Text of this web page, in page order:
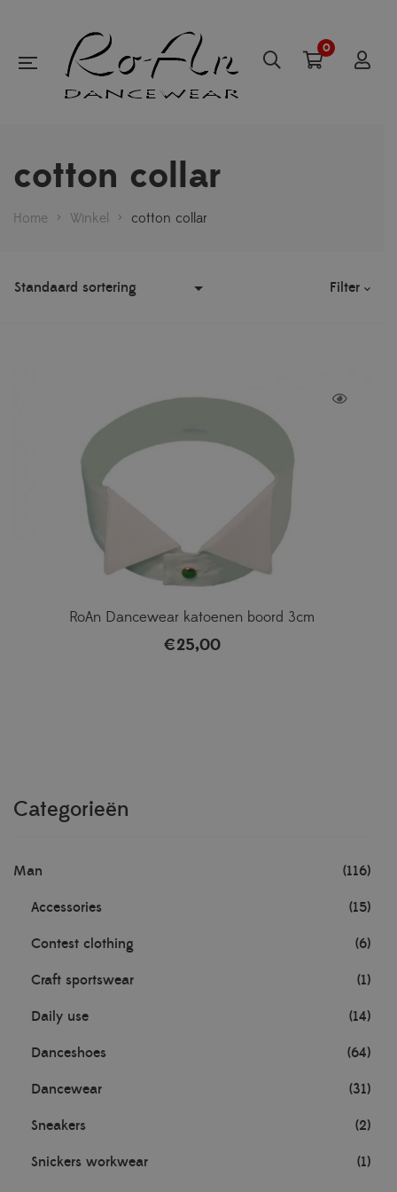
0
cotton collar
Home > Winkel > cotton collar
Filter
RoAn Dancewear katoenen boord 3cm
€25,00
Categorieën
Man (116)
Accessories (15)
Contest clothing (6)
Craft sportswear (1)
Daily use (14)
Danceshoes (64)
Dancewear (31)
Sneakers (2)
Snickers workwear (1)